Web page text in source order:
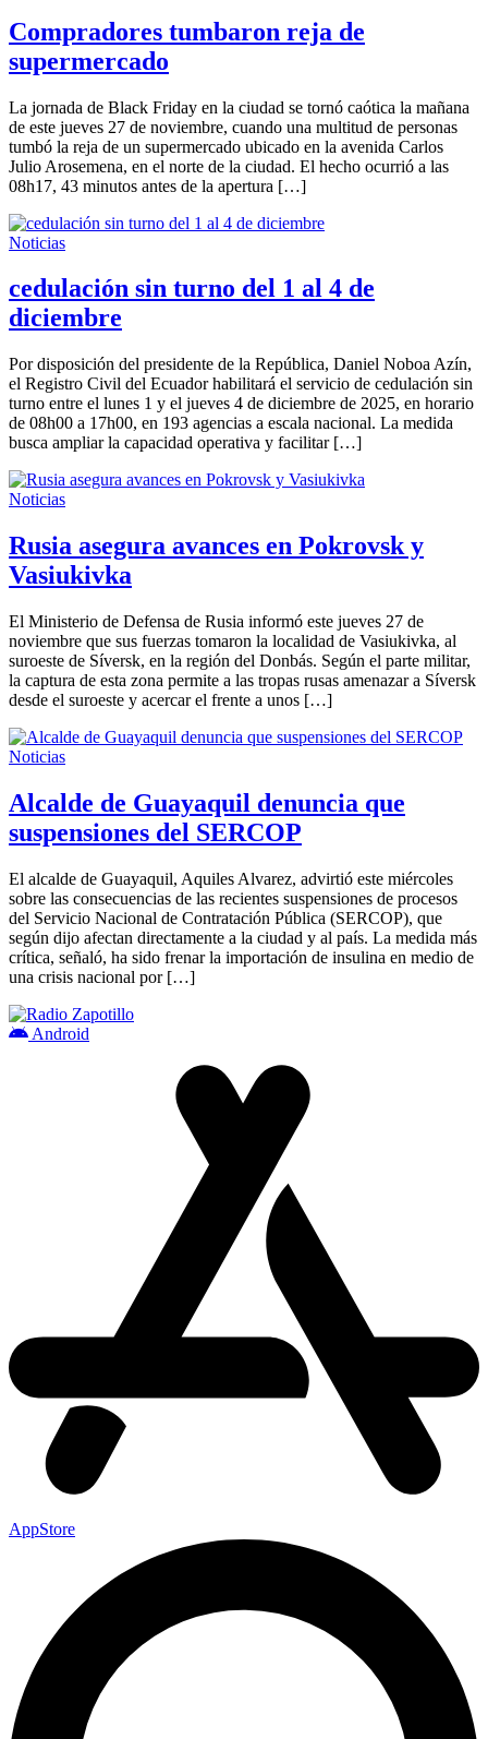
Compradores tumbaron reja de
supermercado
La jornada de Black Friday en la ciudad se tornó caótica la mañana
de este jueves 27 de noviembre, cuando una multitud de personas
tumbó la reja de un supermercado ubicado en la avenida Carlos
Julio Arosemena, en el norte de la ciudad. El hecho ocurrió a las
08h17, 43 minutos antes de la apertura […]
Noticias
cedulación sin turno del 1 al 4 de
diciembre
Por disposición del presidente de la República, Daniel Noboa Azín,
el Registro Civil del Ecuador habilitará el servicio de cedulación sin
turno entre el lunes 1 y el jueves 4 de diciembre de 2025, en horario
de 08h00 a 17h00, en 193 agencias a escala nacional. La medida
busca ampliar la capacidad operativa y facilitar […]
Noticias
Rusia asegura avances en Pokrovsk y
Vasiukivka
El Ministerio de Defensa de Rusia informó este jueves 27 de
noviembre que sus fuerzas tomaron la localidad de Vasiukivka, al
suroeste de Síversk, en la región del Donbás. Según el parte militar,
la captura de esta zona permite a las tropas rusas amenazar a Síversk
desde el suroeste y acercar el frente a unos […]
Noticias
Alcalde de Guayaquil denuncia que
suspensiones del SERCOP
El alcalde de Guayaquil, Aquiles Alvarez, advirtió este miércoles
sobre las consecuencias de las recientes suspensiones de procesos
del Servicio Nacional de Contratación Pública (SERCOP), que
según dijo afectan directamente a la ciudad y al país. La medida más
crítica, señaló, ha sido frenar la importación de insulina en medio de
una crisis nacional por […]
Android
AppStore